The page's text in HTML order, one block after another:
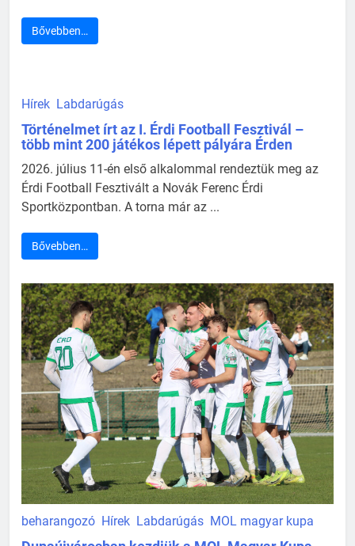
Bővebben…
Hírek Labdarúgás
Történelmet írt az I. Érdi Football Fesztivál –
több mint 200 játékos lépett pályára Érden
2026. július 11-én első alkalommal rendeztük meg az
Érdi Football Fesztivált a Novák Ferenc Érdi
Sportközpontban. A torna már az ...
Bővebben…
beharangozó Hírek Labdarúgás MOL magyar kupa